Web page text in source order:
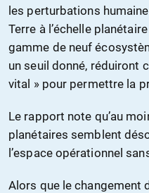
les perturbations
Terre à l’échelle
gamme de neuf
un seuil donné, réduiront
vital » pour permettre la
Le rapport note qu’au
planétaires semblent
l’espace opérationnel
Alors que le changement